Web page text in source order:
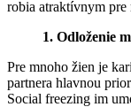
robia atraktívnym pre
1. Odloženie
Pre mnoho žien je
partnera hlavnou
Social freezing im